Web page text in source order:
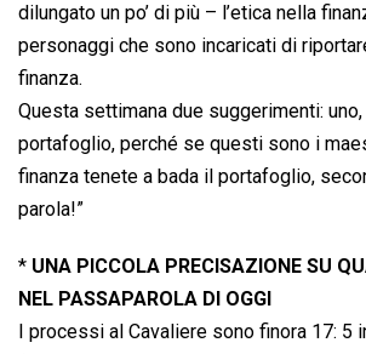
dilungato un po’ di più – l’etica nella
personaggi che sono incaricati di
finanza.
Questa settimana due suggerimenti:
portafoglio, perché se questi sono i
finanza tenete a bada il portafoglio,
parola!”
* UNA PICCOLA PRECISAZIONE SU
NEL PASSAPAROLA DI OGGI
I processi al Cavaliere sono finora 17: 5